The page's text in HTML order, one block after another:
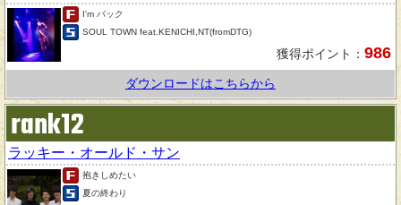
I'm バック
SOUL TOWN feat.KENICHI,NT(fromDTG)
獲得ポイント： 986
ダウンロードはこちらから
rank12
ラッキー・オールド・サン
抱きしめたい
夏の終わり